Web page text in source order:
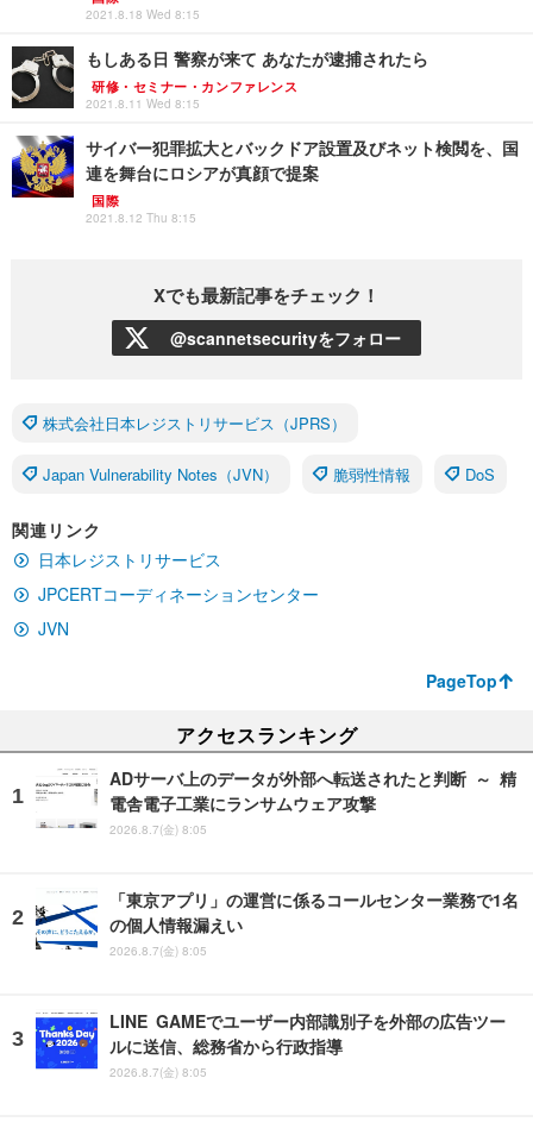
2021.8.18 Wed 8:15
もしある日 警察が来て あなたが逮捕されたら
研修・セミナー・カンファレンス
2021.8.11 Wed 8:15
サイバー犯罪拡大とバックドア設置及びネット検閲を、国
連を舞台にロシアが真顔で提案
国際
2021.8.12 Thu 8:15
Xでも最新記事をチェック！
@scannetsecurityをフォロー
株式会社日本レジストリサービス（JPRS）
Japan Vulnerability Notes（JVN） 脆弱性情報 DoS
関連リンク
日本レジストリサービス
JPCERTコーディネーションセンター
JVN
PageTop
アクセスランキング
ADサーバ上のデータが外部へ転送されたと判断 ～ 精
電舎電子工業にランサムウェア攻撃
2026.8.7(金) 8:05
「東京アプリ」の運営に係るコールセンター業務で1名
の個人情報漏えい
2026.8.7(金) 8:05
LINE GAMEでユーザー内部識別子を外部の広告ツー
ルに送信、総務省から行政指導
2026.8.7(金) 8:05